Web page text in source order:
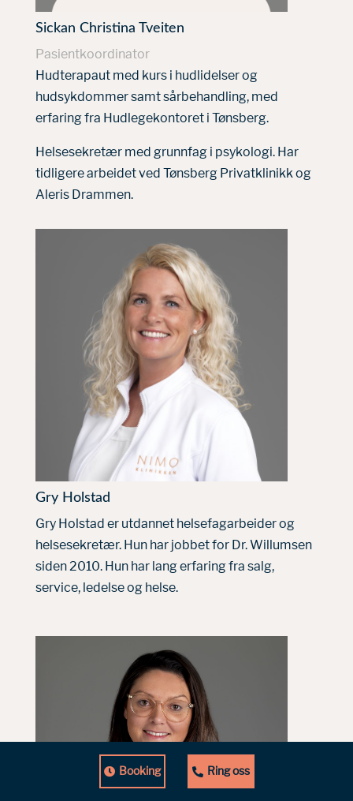
Sickan Christina Tveiten
Pasientkoordinator
Hudterapaut med kurs i hudlidelser og
hudsykdommer samt sårbehandling, med
erfaring fra Hudlegekontoret i Tønsberg.
Helsesekretær med grunnfag i psykologi. Har
tidligere arbeidet ved Tønsberg Privatklinikk og
Aleris Drammen.
Gry Holstad
Gry Holstad er utdannet helsefagarbeider og
helsesekretær. Hun har jobbet for Dr. Willumsen
siden 2010. Hun har lang erfaring fra salg,
service, ledelse og helse.
Booking Ring oss